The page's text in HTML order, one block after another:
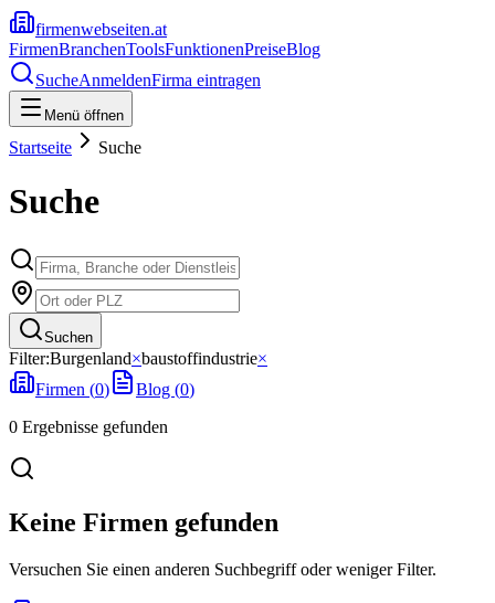
firmenwebseiten.at
FirmenBranchenToolsFunktionenPreiseBlog
SucheAnmeldenFirma eintragen
Menü öffnen
Startseite Suche
Suche
Suchen
Filter:Burgenland×baustoffindustrie×
Firmen (0) Blog (0)
0 Ergebnisse gefunden
Keine Firmen gefunden
Versuchen Sie einen anderen Suchbegriff oder weniger Filter.